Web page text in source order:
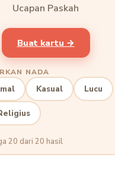
Ucapan Paskah
Buat kartu →
NADA
Kasual Lucu
20 dari 20 hasil